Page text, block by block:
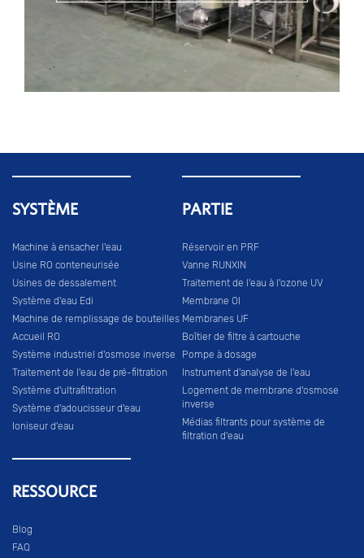
SYSTÈME
Machine à ensacher l'eau
Usine RO conteneurisée
Usines de dessalement
Système d'eau Edi
Machine de remplissage de bouteilles
Accueil RO
Système industriel d'osmose inverse
Traitement de l'eau de pré-filtration
Système d'ultrafiltration
Système d'adoucisseur d'eau
Ioniseur d'eau
PARTIE
Réservoir en PRF
Vanne RUNXIN
Traitement de l'eau à l'ozone UV
Membrane OI
Membranes UF
Boîtier de filtre à cartouche
Pompe à dosage
Instrument d'analyse de l'eau
Logement de membrane d'osmose
inverse
Médias filtrants pour système de
filtration d'eau
RESSOURCE
Blog
FAQ